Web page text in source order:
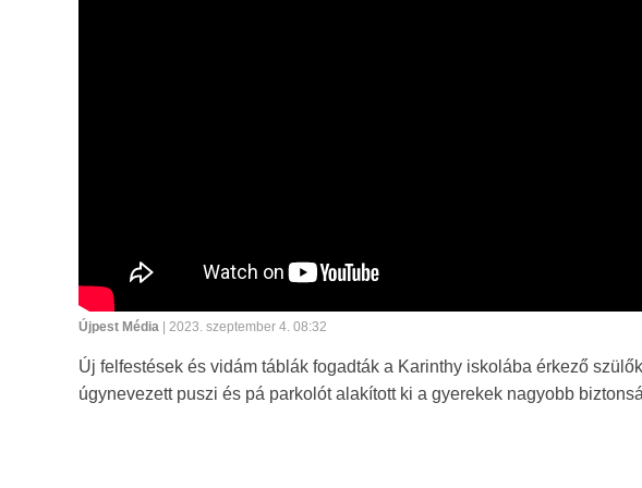
Újpest Média | 2023. szeptember 4. 08:32
Új felfestések és vidám táblák fogadták a Karinthy iskolába érkező
úgynevezett puszi és pá parkolót alakított ki a gyerekek nagyobb